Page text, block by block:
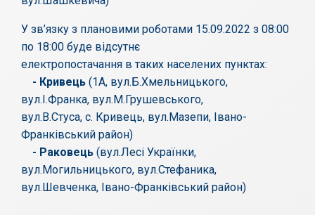
У зв’язку з плановими роботами 15.09.2022 з 08:00
по 18:00 буде відсутнє
електропостачання в таких населених пунктах:
- Кривець (1А, вул.Б.Хмельницького,
вул.І.Франка, вул.М.Грушевського,
вул.В.Стуса, с. Кривець, вул.Мазепи, Івано-
Франківський район)
- Раковець (вул.Лесі Українки,
вул.Могильницького, вул.Стефаника,
вул.Шевченка, Івано-Франківський район)